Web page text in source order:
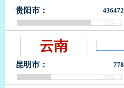
贵阳市： 436472
71%
云南
昆明市： 778
32%